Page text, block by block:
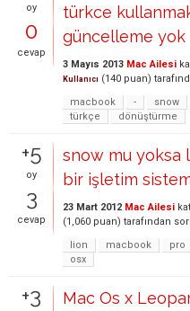
oy
0
cevap
türkce
güncelleme yok
3 Mayıs 2013 Mac Ailesi
Kullanıcı (140 puan)
macbook
- snow
türkçe
dönüştürme
+5
oy
3
cevap
snow mu yoksa
bir işletim
23 Mart 2012 Mac Ailesi
(1,060 puan) tarafından
lion
macbook pro
osx
+3
Mac Os x